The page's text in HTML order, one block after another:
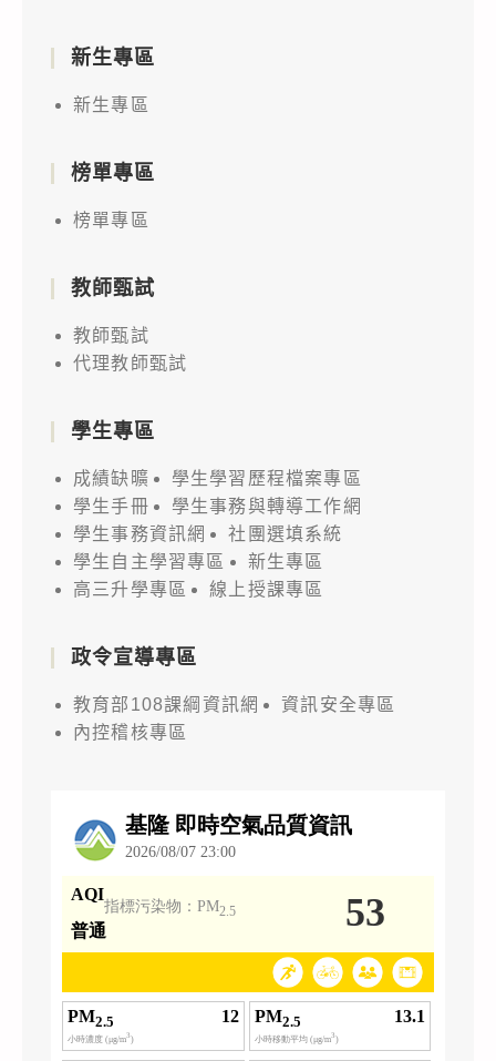
新生專區
新生專區
榜單專區
榜單專區
教師甄試
教師甄試
代理教師甄試
學生專區
成績缺曠
學生學習歷程檔案專區
學生手冊
學生事務與轉導工作網
學生事務資訊網
社團選填系統
學生自主學習專區
新生專區
高三升學專區
線上授課專區
政令宣導專區
教育部108課綱資訊網
資訊安全專區
內控稽核專區